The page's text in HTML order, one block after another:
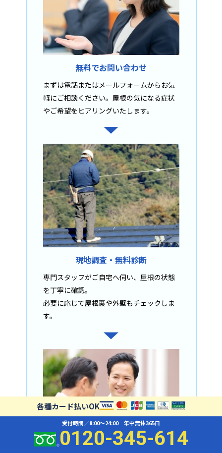
無料でお問い合わせ
まずは電話またはメールフォームからお気
軽にご相談ください。屋根の気になる症状
やご希望をヒアリングいたします。
現地調査・無料診断
専門スタッフがご自宅へ伺い、屋根の状態
を丁寧に確認。
必要に応じて屋根裏や外壁もチェックしま
す。
各種カード払いOK
受付時間／8:00〜24:00 年中無休365日
0120-345-614